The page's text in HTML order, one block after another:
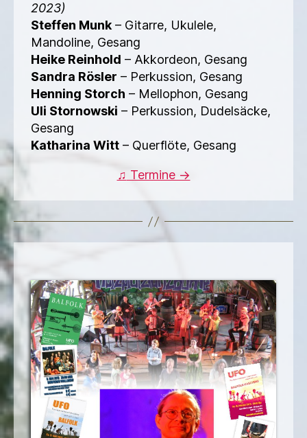
2023)
Steffen Munk– Gitarre, Ukulele,
Mandoline, Gesang
Heike Reinhold – Akkordeon, Gesang
Sandra Rösler – Perkussion, Gesang
Henning Storch – Mellophon, Gesang
Uli Stornowski – Perkussion, Dudelsäcke,
Gesang
Katharina Witt– Querflöte, Gesang
♫ Termine →